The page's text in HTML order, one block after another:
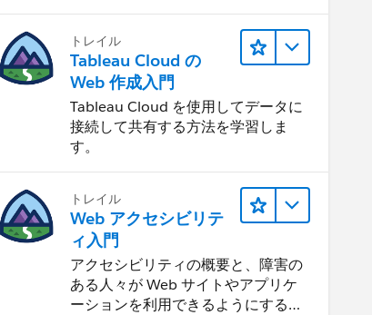
トレイル
Tableau Cloud の
Web 作成入門
Tableau Cloud を使用してデータに
接続して共有する方法を学習しま
す。
トレイル
Web アクセシビリテ
ィ入門
アクセシビリティの概要と、障害の
ある人々が Web サイトやアプリケ
ーションを利用できるようにする方